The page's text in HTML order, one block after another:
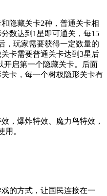
藏关卡2种，普通关卡相
数达到1星即可通关，每15
，玩家需要获得一定数量的
卡需要普通关卡达到3星后
开启第一个隐藏关卡。后面
卡，每一个树杈隐形关卡有
爆炸特效、魔力鸟特效，
用。
的方式，让国民连接在一